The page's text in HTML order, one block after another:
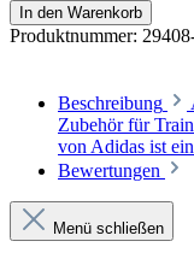
In den Warenkorb
Produktnummer:
Beschreibung
Zubehör für
von Adidas ist
Bewertungen
Menü schließen